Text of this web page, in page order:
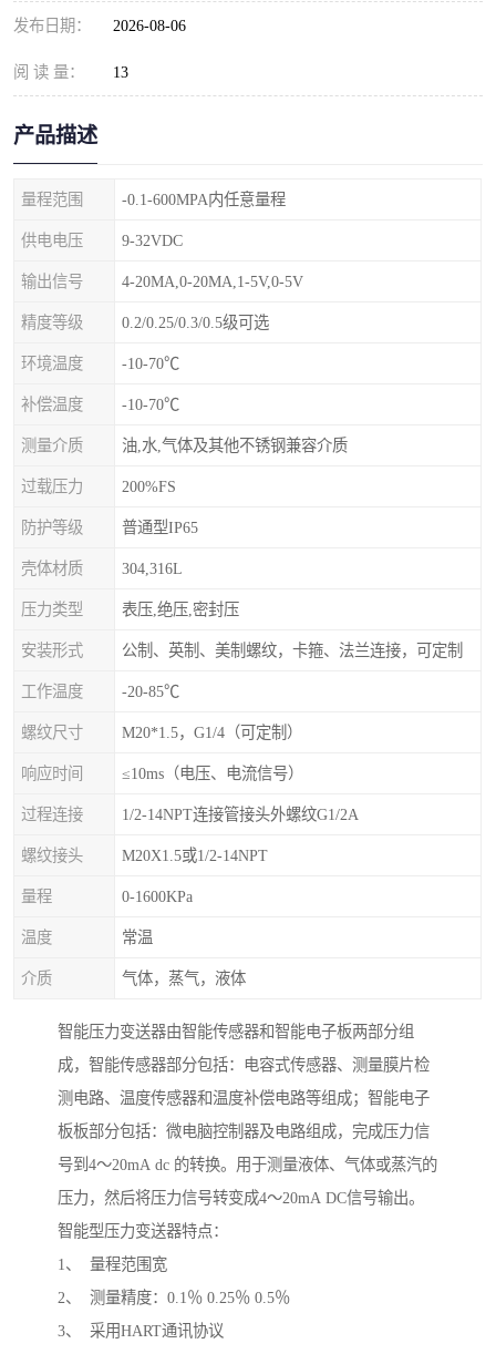
发布日期： 2026-08-06
阅 读 量： 13
产品描述
量程范围 -0.1-600MPA内任意量程
供电电压 9-32VDC
输出信号 4-20MA,0-20MA,1-5V,0-5V
精度等级 0.2/0.25/0.3/0.5级可选
环境温度 -10-70℃
补偿温度 -10-70℃
测量介质 油,水,气体及其他不锈钢兼容介质
过载压力 200%FS
防护等级 普通型IP65
壳体材质 304,316L
压力类型 表压,绝压,密封压
安装形式 公制、英制、美制螺纹，卡箍、法兰连接，可定制
工作温度 -20-85℃
螺纹尺寸 M20*1.5，G1/4（可定制）
响应时间 ≤10ms（电压、电流信号）
过程连接 1/2-14NPT连接管接头外螺纹G1/2A
螺纹接头 M20X1.5或1/2-14NPT
量程 0-1600KPa
温度 常温
介质 气体，蒸气，液体
智能压力变送器由智能传感器和智能电子板两部分组
成，智能传感器部分包括：电容式传感器、测量膜片检
测电路、温度传感器和温度补偿电路等组成；智能电子
板板部分包括：微电脑控制器及电路组成，完成压力信
号到4～20mA dc 的转换。用于测量液体、气体或蒸汽的
压力，然后将压力信号转变成4～20mA DC信号输出。
智能型压力变送器特点：
1、 量程范围宽
2、 测量精度：0.1％ 0.25％ 0.5％
3、 采用HART通讯协议